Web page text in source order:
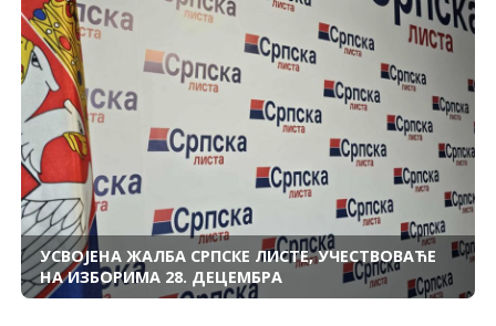
УСВОЈЕНА ЖАЛБА СРПСКЕ ЛИСТЕ, УЧЕСТВОВАЋЕ
НА ИЗБОРИМА 28. ДЕЦЕМБРА